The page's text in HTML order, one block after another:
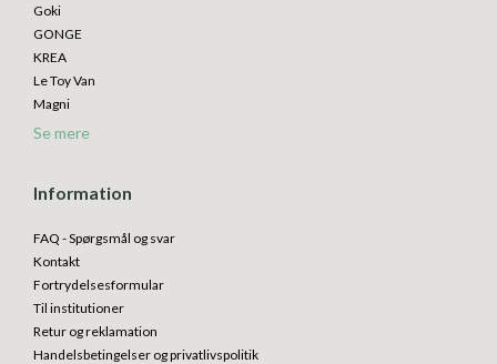
Goki
GONGE
KREA
Le Toy Van
Magni
Se mere
Information
FAQ - Spørgsmål og svar
Kontakt
Fortrydelsesformular
Til institutioner
Retur og reklamation
Handelsbetingelser og privatlivspolitik